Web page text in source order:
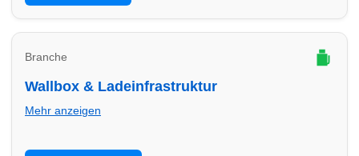
Leistungen und Selbstbeteiligung.
Branche
Wallbox & Ladeinfrastruktur
Mehr anzeigen
Wallbox, Installation, Abrechnung und Ladepunkte: